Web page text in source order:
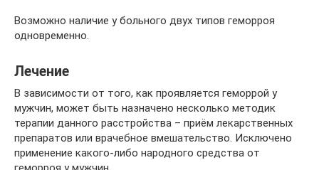
Возможно наличие у больного двух типов геморроя
одновременно.
Лечение
В зависимости от того, как проявляется геморрой у
мужчин, может быть назначено несколько методик
терапии данного расстройства – приём лекарственных
препаратов или врачебное вмешательство. Исключено
применение какого-либо народного средства от